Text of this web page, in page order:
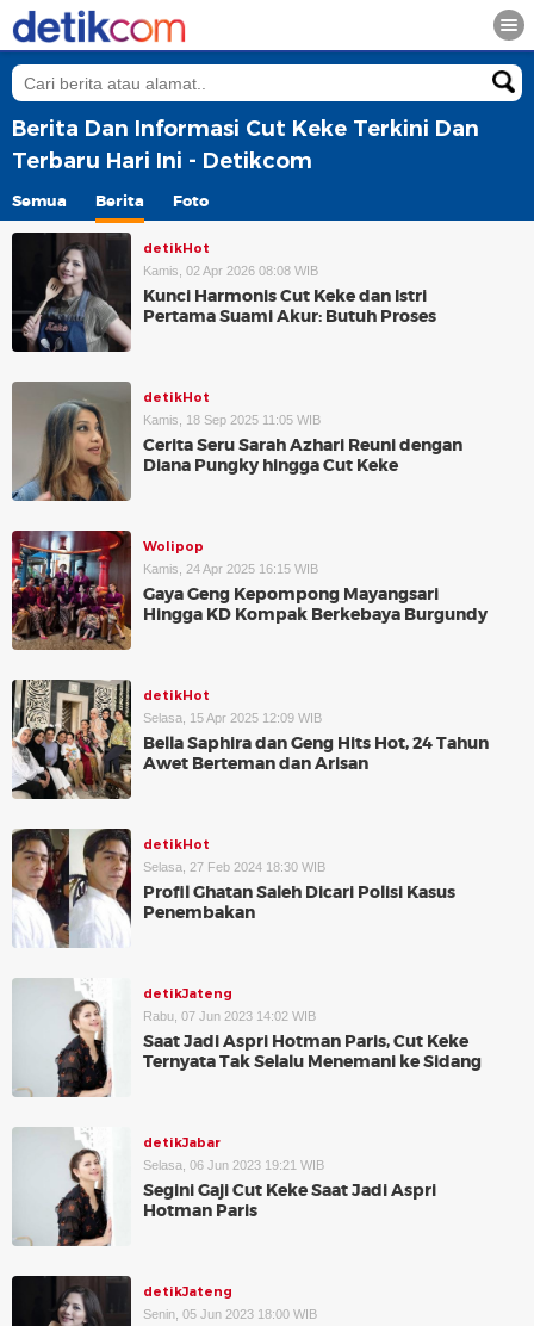
Berita Dan Informasi Cut Keke Terkini Dan
Terbaru Hari Ini - Detikcom
Semua Berita Foto
detikHot
Kamis, 02 Apr 2026 08:08 WIB
Kunci Harmonis Cut Keke dan Istri
Pertama Suami Akur: Butuh Proses
detikHot
Kamis, 18 Sep 2025 11:05 WIB
Cerita Seru Sarah Azhari Reuni dengan
Diana Pungky hingga Cut Keke
Wolipop
Kamis, 24 Apr 2025 16:15 WIB
Gaya Geng Kepompong Mayangsari
Hingga KD Kompak Berkebaya Burgundy
detikHot
Selasa, 15 Apr 2025 12:09 WIB
Bella Saphira dan Geng Hits Hot, 24 Tahun
Awet Berteman dan Arisan
detikHot
Selasa, 27 Feb 2024 18:30 WIB
Profil Ghatan Saleh Dicari Polisi Kasus
Penembakan
detikJateng
Rabu, 07 Jun 2023 14:02 WIB
Saat Jadi Aspri Hotman Paris, Cut Keke
Ternyata Tak Selalu Menemani ke Sidang
detikJabar
Selasa, 06 Jun 2023 19:21 WIB
Segini Gaji Cut Keke Saat Jadi Aspri
Hotman Paris
detikJateng
Senin, 05 Jun 2023 18:00 WIB